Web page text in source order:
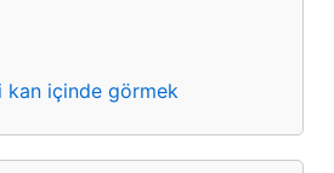
kan içinde görmek